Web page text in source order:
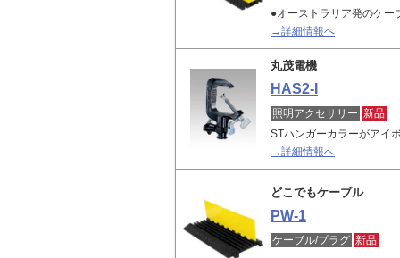
●オーストラリア発のケ
→詳細情報へ
丸茂電機
HAS2-I
照明アクセサリー 新品
STハンガーカラーがアイ
→詳細情報へ
どこでもケーブル
PW-1
ケーブル/プラグ 新品